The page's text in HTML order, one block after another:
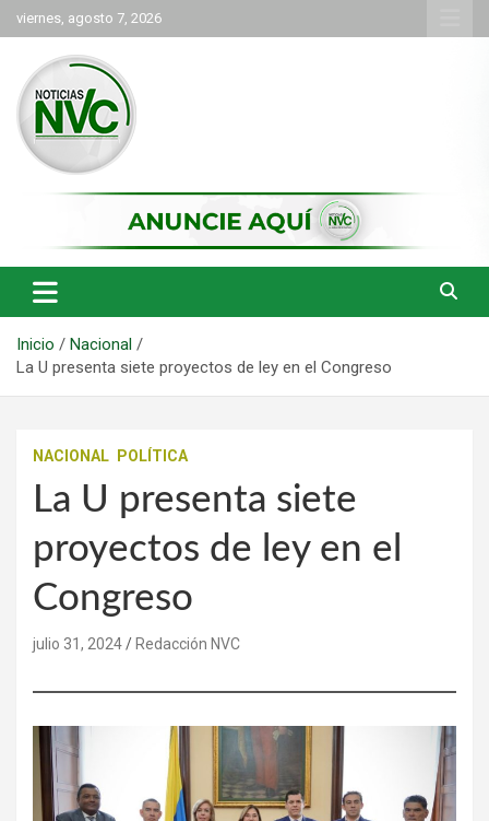
Saltar
al
contenido
viernes, agosto 7, 2026
NVC Noticias
Inicio
Nacional
La U presenta siete proyectos de ley en el Congreso
NACIONAL POLÍTICA
La U presenta siete
proyectos de ley en el
Congreso
julio 31, 2024 Redacción NVC